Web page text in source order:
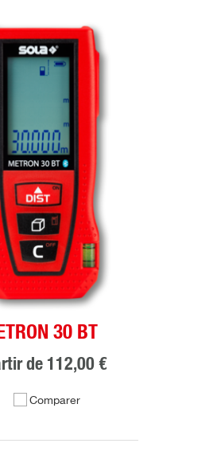
30 BT
de 112,00 €
Comparer